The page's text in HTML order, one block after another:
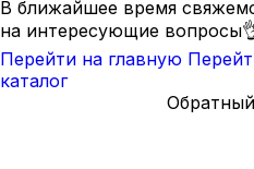
В ближайшее время
на интересующие
Перейти на главную
каталог